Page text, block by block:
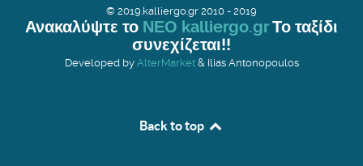
© 2019.kalliergo.gr 2010 - 2019
Ανακαλύψτε το ΝΕΟ kalliergo.grΤο ταξίδι
συνεχίζεται!!
Developed by AlterMarket& Ilias Antonopoulos
Back to top